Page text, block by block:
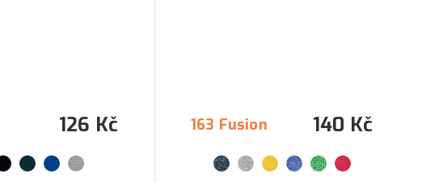
126 Kč 163 Fusion 140 Kč